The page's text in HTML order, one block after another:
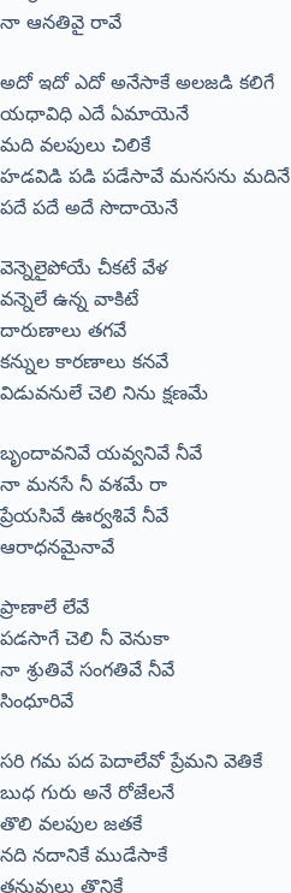
నా ఆనతివై రావే
అదో ఇదో ఎదో అనేసాకే అలజడి కలిగే
యధావిధి ఎదే ఏమాయెనే
మది వలపులు చిలికే
హడవిడి పడి పడేసావే మనసను మదినే
పదే పదే అదే సొదాయెనే
వెన్నెలైపోయే చీకటే వేళ
వన్నెలే ఉన్న వాకిటే
దారుణాలు తగవే
కన్నుల కారణాలు కనవే
విడువనులే చెలి నిను క్షణమే
బృందావనివే యవ్వనివే నీవే
నా మనసే నీ వశమే రా
ప్రేయసివే ఊర్వశివే నీవే
ఆరాధనమైనావే
ప్రాణాలే లేవే
పడసాగే చెలి నీ వెనుకా
నా శ్రుతివే సంగతివే నీవే
సింధూరివే
సరి గమ పద పెదాలేవో ప్రేమని వెతికే
బుధ గురు అనే రోజేలనే
తొలి వలపుల జతకే
నది నదానికే ముడేసాకే
తనువులు తొనికే